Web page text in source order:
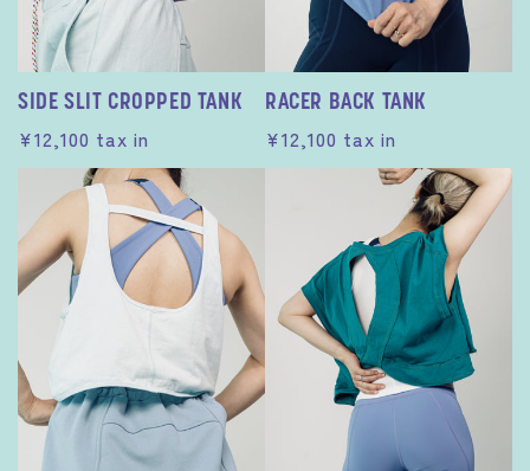
SIDE SLIT CROPPED TANK
通
格
¥12,100 tax in
RACER BACK TANK
通
常
¥12,100 tax in